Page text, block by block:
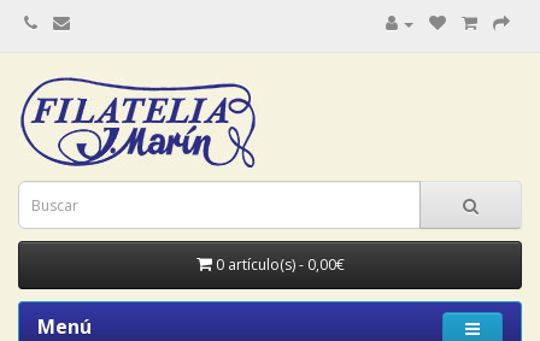
0 artículo(s) - 0,00€
Menú